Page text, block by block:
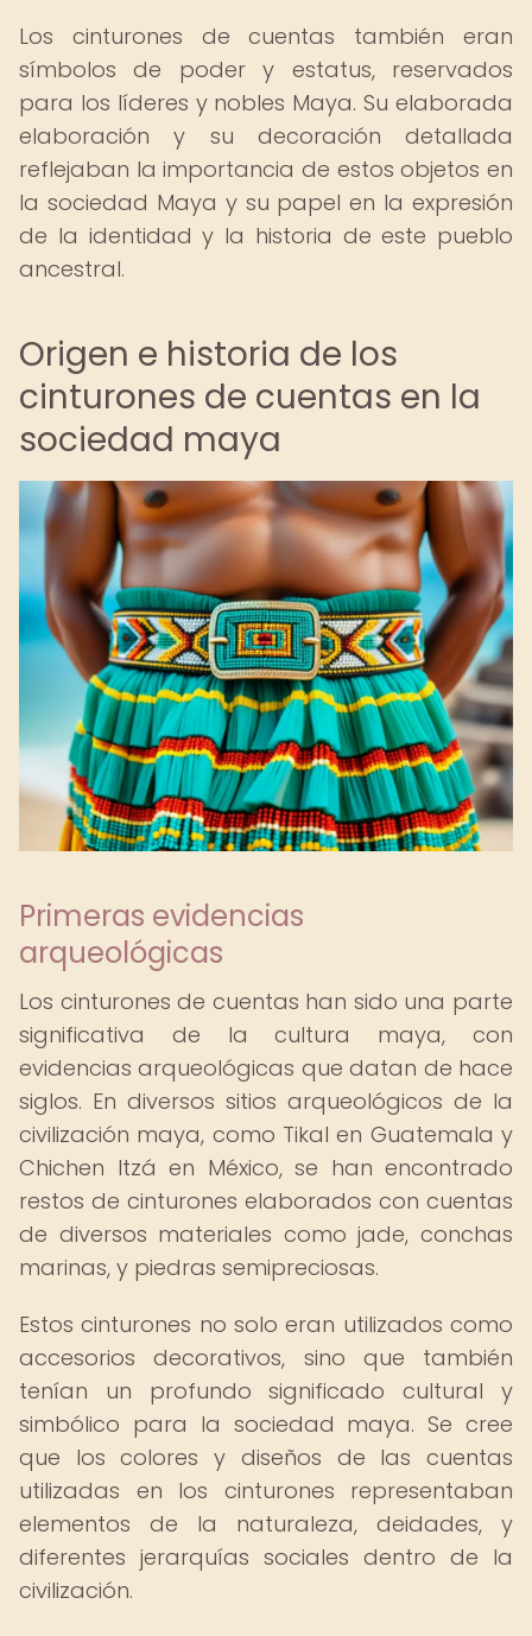
Los cinturones de cuentas también eran
símbolos de poder y estatus, reservados
para los líderes y nobles Maya. Su elaborada
elaboración y su decoración detallada
reflejaban la importancia de estos objetos en
la sociedad Maya y su papel en la expresión
de la identidad y la historia de este pueblo
ancestral.
Origen e historia de los
cinturones de cuentas en la
sociedad maya
Primeras evidencias
arqueológicas
Los cinturones de cuentas han sido una parte
significativa de la cultura maya, con
evidencias arqueológicas que datan de hace
siglos. En diversos sitios arqueológicos de la
civilización maya, como Tikal en Guatemala y
Chichen Itzá en México, se han encontrado
restos de cinturones elaborados con cuentas
de diversos materiales como jade, conchas
marinas, y piedras semipreciosas.
Estos cinturones no solo eran utilizados como
accesorios decorativos, sino que también
tenían un profundo significado cultural y
simbólico para la sociedad maya. Se cree
que los colores y diseños de las cuentas
utilizadas en los cinturones representaban
elementos de la naturaleza, deidades, y
diferentes jerarquías sociales dentro de la
civilización.